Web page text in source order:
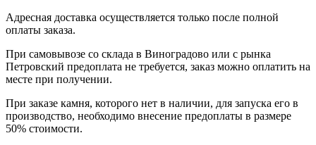
Адресная доставка осуществляется только после полной
оплаты заказа.
При самовывозе со склада в Виноградово или с рынка
Петровский предоплата не требуется, заказ можно оплатить на
месте при получении.
При заказе камня, которого нет в наличии, для запуска его в
производство, необходимо внесение предоплаты в размере
50% стоимости.